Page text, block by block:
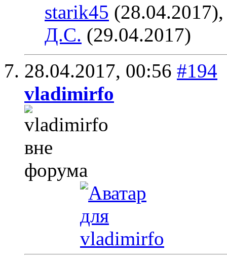
starik45
Д.С. (29.04.2017)
28.04.2017, 00:56 #194
vladimirfo